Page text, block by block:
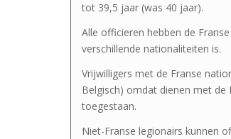
tot 39,5 jaar (was 40 jaar).
Alle officieren hebben de
verschillende nationaliteiten is.
Vrijwilligers met de Franse
Belgisch) omdat dienen met
toegestaan.
Niet-Franse legionairs kunnen